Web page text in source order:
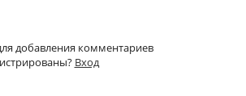
добавления комментариев
Вход